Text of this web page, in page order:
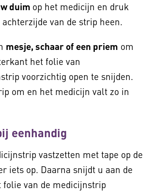
duim op het medicijn en druk
van de strip heen.
mesje, schaar of een priem om
het folie van
voorzichtig open te snijden.
om en het medicijn valt zo in
eenhandig
vastzetten met tape op de
iets op. Daarna snijdt u aan de
folie van de medicijnstrip